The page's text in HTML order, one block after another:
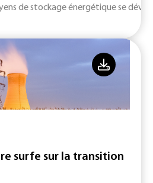
de stockage énergétique se
surfe sur la transition